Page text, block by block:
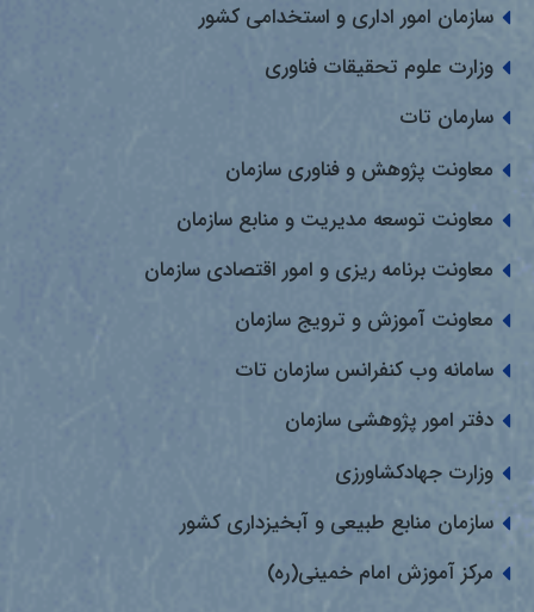
سازمان امور اداری و استخدامی کشور
وزارت علوم تحقیقات فناوری
سارمان تات
معاونت پژوهش و فناوری سازمان
معاونت توسعه مدیریت و منابع سازمان
معاونت برنامه ریزی و امور اقتصادی سازمان
معاونت آموزش و ترویج سازمان
سامانه وب کنفرانس سازمان تات
دفتر امور پژوهشی سازمان
وزارت جهادکشاورزی
سازمان منابع طبیعی و آبخیزداری کشور
مرکز آموزش امام خمینی(ره)